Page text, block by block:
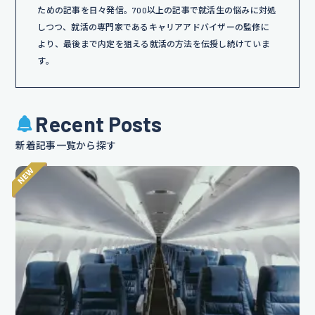
ための記事を日々発信。700以上の記事で就活生の悩みに対処
しつつ、就活の専門家であるキャリアアドバイザーの監修に
より、最後まで内定を狙える就活の方法を伝授し続けていま
す。
Recent Posts
新着記事一覧から探す